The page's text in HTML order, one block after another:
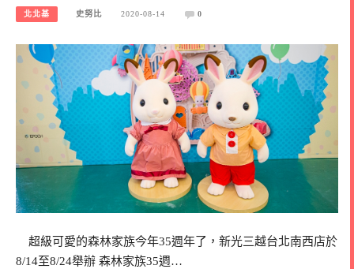
北北基 史努比 2020-08-14 0
超級可愛的森林家族今年35週年了，新光三越台北南西店於
8/14至8/24舉辦 森林家族35週…